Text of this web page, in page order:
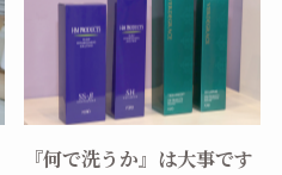
『何で洗うか』は大事です